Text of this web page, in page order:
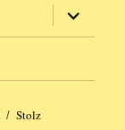
öffnen
Stolz